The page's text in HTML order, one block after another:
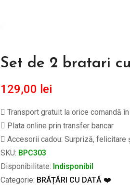
Set de 2 bratari
129,00 lei
Transport gratuit la orice comandă
Plata online prin transfer bancar
Accesorii cadou: Surpriză, felicitare
SKU: BPC303
Disponibilitate: Indisponibil
Categorie: BRĂȚĂRI CU DATĂ ❤️